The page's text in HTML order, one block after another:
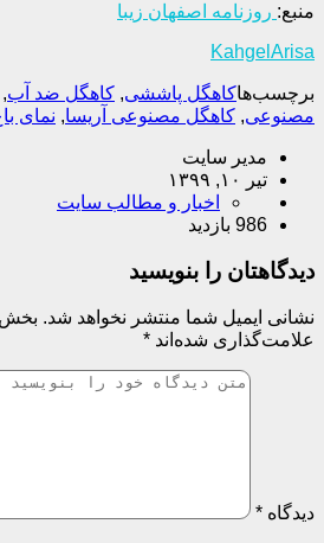
منبع: روزنامه اصفهان زیبا
KahgelArisa
برچسب‌هاکاهگل پاششی, کاهگل ضد آب,
مصنوعی, کاهگل مصنوعی آریسا, نمای
مدیر سایت
تیر ۱۰, ۱۳۹۹
اخبار و مطالب سایت
986 بازدید
دیدگاهتان را بنویسید
نشانی ایمیل شما منتشر نخواهد شد.
علامت‌گذاری شده‌اند *
دیدگاه *